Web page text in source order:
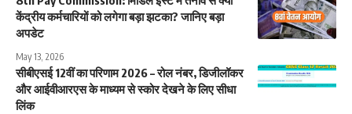
केंद्रीय कर्मचारियों को लगेगा बड़ा झटका? जानिए बड़ा
अपडेट
May 13, 2026
सीबीएसई 12वीं का परिणाम 2026 – रोल नंबर, डिजीलॉकर
और आईवीआरएस के माध्यम से स्कोर देखने के लिए सीधा
लिंक